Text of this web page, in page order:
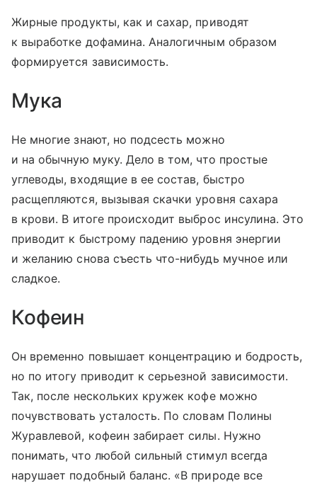
Жирные продукты, как и сахар, приводят
к выработке дофамина. Аналогичным образом
формируется зависимость.
Мука
Не многие знают, но подсесть можно
и на обычную муку. Дело в том, что простые
углеводы, входящие в ее состав, быстро
расщепляются, вызывая скачки уровня сахара
в крови. В итоге происходит выброс инсулина. Это
приводит к быстрому падению уровня энергии
и желанию снова съесть что-нибудь мучное или
сладкое.
Кофеин
Он временно повышает концентрацию и бодрость,
но по итогу приводит к серьезной зависимости.
Так, после нескольких кружек кофе можно
почувствовать усталость. По словам Полины
Журавлевой, кофеин забирает силы. Нужно
понимать, что любой сильный стимул всегда
нарушает подобный баланс. «В природе все